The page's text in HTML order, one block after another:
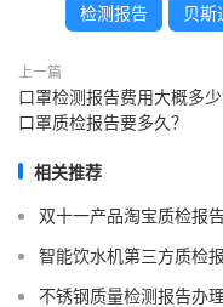
检测报告 贝斯
上一篇
口罩检测报告费用大概多少
口罩质检报告要多久？
相关推荐
双十一产品淘宝质检报
智能饮水机第三方质检
不锈钢质量检测报告办理